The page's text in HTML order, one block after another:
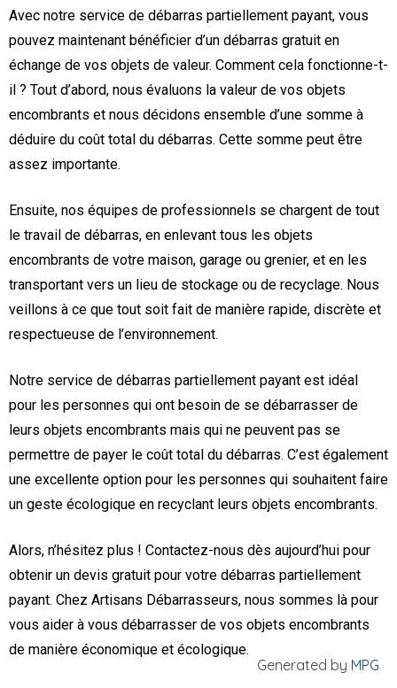
Avec notre service de débarras partiellement payant, vous
pouvez maintenant bénéficier d’un débarras gratuit en
échange de vos objets de valeur. Comment cela fonctionne-t-
il ? Tout d’abord, nous évaluons la valeur de vos objets
encombrants et nous décidons ensemble d’une somme à
déduire du coût total du débarras. Cette somme peut être
assez importante.
Ensuite, nos équipes de professionnels se chargent de tout
le travail de débarras, en enlevant tous les objets
encombrants de votre maison, garage ou grenier, et en les
transportant vers un lieu de stockage ou de recyclage. Nous
veillons à ce que tout soit fait de manière rapide, discrète et
respectueuse de l’environnement.
Notre service de débarras partiellement payant est idéal
pour les personnes qui ont besoin de se débarrasser de
leurs objets encombrants mais qui ne peuvent pas se
permettre de payer le coût total du débarras. C’est également
une excellente option pour les personnes qui souhaitent faire
un geste écologique en recyclant leurs objets encombrants.
Alors, n’hésitez plus ! Contactez-nous dès aujourd’hui pour
obtenir un devis gratuit pour votre débarras partiellement
payant. Chez Artisans Débarrasseurs, nous sommes là pour
vous aider à vous débarrasser de vos objets encombrants
de manière économique et écologique.
Generated by MPG